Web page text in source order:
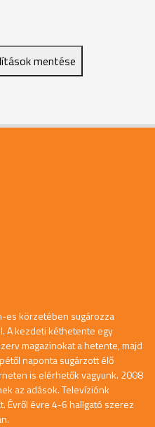
mentése
es körzetében sugározza
A kezdeti kéthetente egy
magazinokat a hetente, majd
naponta sugárzott élő
is elérhetők vagyunk. 2008
az adások. Televíziónk
Évről évre 4-6 hallgató szerez